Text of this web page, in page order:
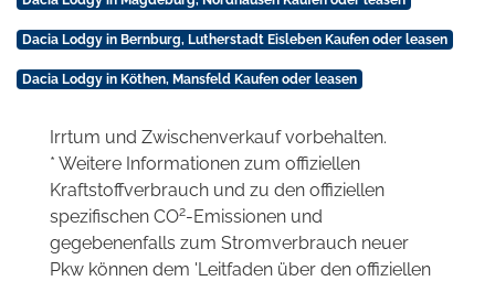
Dacia Lodgy in Bernburg, Lutherstadt Eisleben Kaufen oder leasen
Dacia Lodgy in Köthen, Mansfeld Kaufen oder leasen
Irrtum und Zwischenverkauf vorbehalten.
* Weitere Informationen zum offiziellen
Kraftstoffverbrauch und zu den offiziellen
spezifischen CO2-Emissionen und
gegebenenfalls zum Stromverbrauch neuer
Pkw können dem 'Leitfaden über den offiziellen